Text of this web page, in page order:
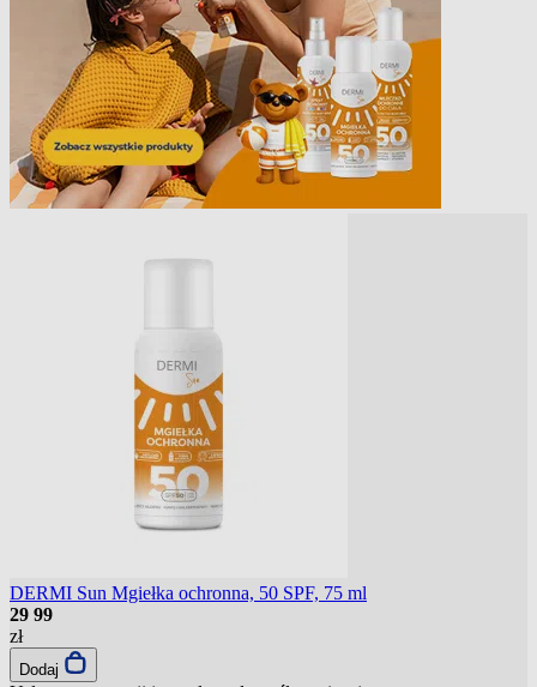
DERMI Sun Mgiełka ochronna, 50 SPF, 75 ml
29 99
zł
Dodaj